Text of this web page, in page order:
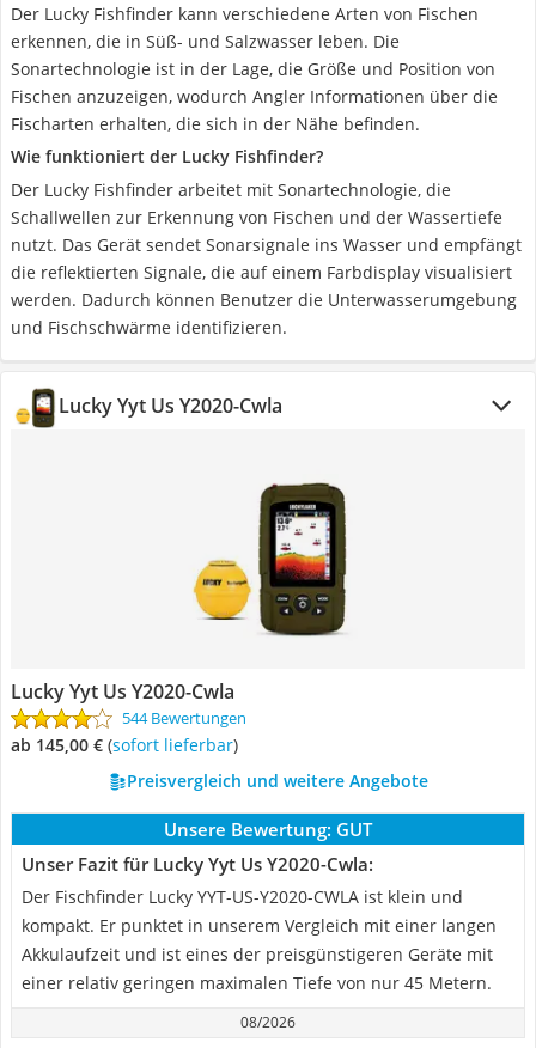
Der Lucky Fishfinder kann verschiedene Arten von Fischen
erkennen, die in Süß- und Salzwasser leben. Die
Sonartechnologie ist in der Lage, die Größe und Position von
Fischen anzuzeigen, wodurch Angler Informationen über die
Fischarten erhalten, die sich in der Nähe befinden.
Wie funktioniert der Lucky Fishfinder?
Der Lucky Fishfinder arbeitet mit Sonartechnologie, die
Schallwellen zur Erkennung von Fischen und der Wassertiefe
nutzt. Das Gerät sendet Sonarsignale ins Wasser und empfängt
die reflektierten Signale, die auf einem Farbdisplay visualisiert
werden. Dadurch können Benutzer die Unterwasserumgebung
und Fischschwärme identifizieren.
Lucky Yyt Us Y2020-Cwla
Lucky Yyt Us Y2020-Cwla
544 Bewertungen
ab 145,00 € ( Sofort lieferbar)
Preisvergleich und weitere Angebote
Unsere Bewertung: GUT
Unser Fazit für Lucky Yyt Us Y2020-Cwla:
Der Fischfinder Lucky YYT-US-Y2020-CWLA ist klein und
kompakt. Er punktet in unserem Vergleich mit einer langen
Akkulaufzeit und ist eines der preisgünstigeren Geräte mit
einer relativ geringen maximalen Tiefe von nur 45 Metern.
08/2026